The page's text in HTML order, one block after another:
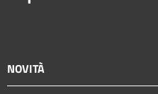
NOVITÀ